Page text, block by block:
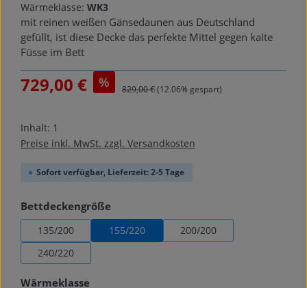
Wärmeklasse: WK3
mit reinen weißen Gänsedaunen aus Deutschland
gefüllt, ist diese Decke das perfekte Mittel gegen kalte
Füsse im Bett
Verkaufspreis:
729,00 € % Regulärer Preis:
829,00 €(12.06% gespart)
Inhalt: 1
Preise inkl. MwSt. zzgl. Versandkosten
Sofort verfügbar, Lieferzeit: 2-5 Tage
Bettdeckengröße
135/200 155/220
200/200
240/220
Wärmeklasse